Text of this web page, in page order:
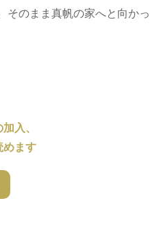
そのまま真帆の家へと向かっ
入、
めます